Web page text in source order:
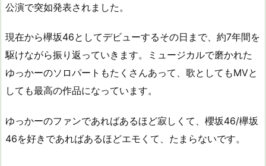
公演で突如発表されました。
現在から欅坂46としてデビューするその日まで、約7年間を
駆けながら振り返っていきます。ミュージカルで磨かれた
ゆっかーのソロパートもたくさんあって、歌としてもMVと
しても最高の作品になっています。
ゆっかーのファンであればあるほど寂しくて、櫻坂46/欅坂
46を好きであればあるほどエモくて、たまらないです。